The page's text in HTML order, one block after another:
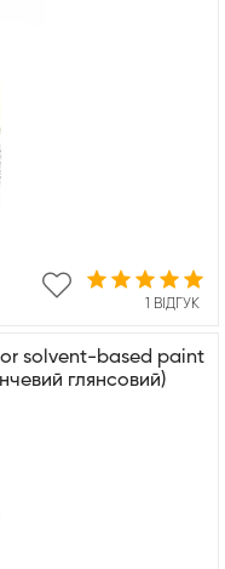
1 ВІДГУК
solvent-based paint
глянсовий)